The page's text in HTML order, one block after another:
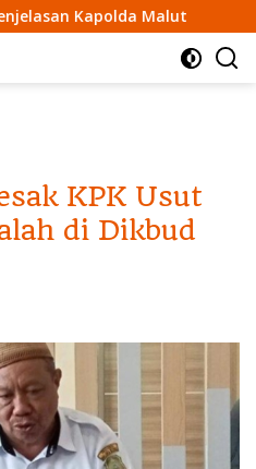
Malut Kapolda
KPK Usut
di Dikbud